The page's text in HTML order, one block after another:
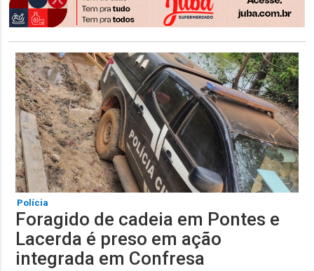
Polícia
Foragido de cadeia em Pontes e
Lacerda é preso em ação
integrada em Confresa